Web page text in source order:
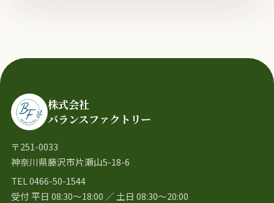
株式会社
バランスファクトリー
〒251-0033
神奈川県藤沢市片瀬山5-18-6
TEL 0466-50-1544
受付 平日 08:30〜18:00 ／ 土日 08:30〜20:00